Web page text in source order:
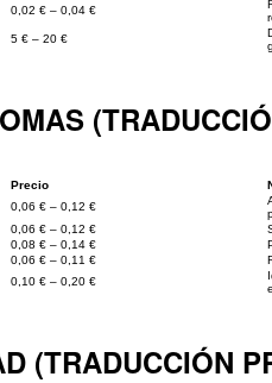
0,02 € – 0,04 €
5 € – 20 €
Precio
0,06 € – 0,12 €
0,06 € – 0,12 €
0,08 € – 0,14 €
0,06 € – 0,11 €
0,10 € – 0,20 €
(TRADUCCIÓN